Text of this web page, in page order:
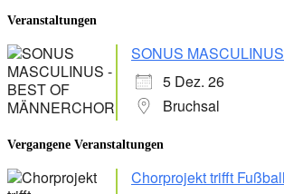
Veranstaltungen
SONUS
5 Dez. 26
Bruchsal
Vergangene Veranstaltungen
Chorprojekt trifft